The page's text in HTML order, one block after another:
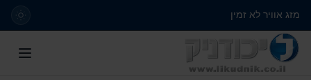
מזג אוויר לא זמין